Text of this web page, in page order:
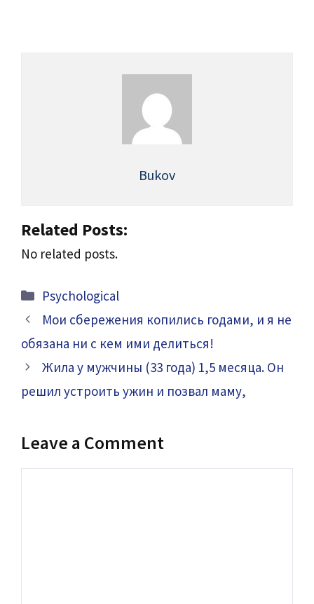
Bukov
Related Posts:
No related posts.
Categories
Psychological
Мои сбережения копились годами, и я не
обязана ни с кем ими делиться!
Жила у мужчины (33 года) 1,5 месяца. Он
решил устроить ужин и позвал маму,
Leave a Comment